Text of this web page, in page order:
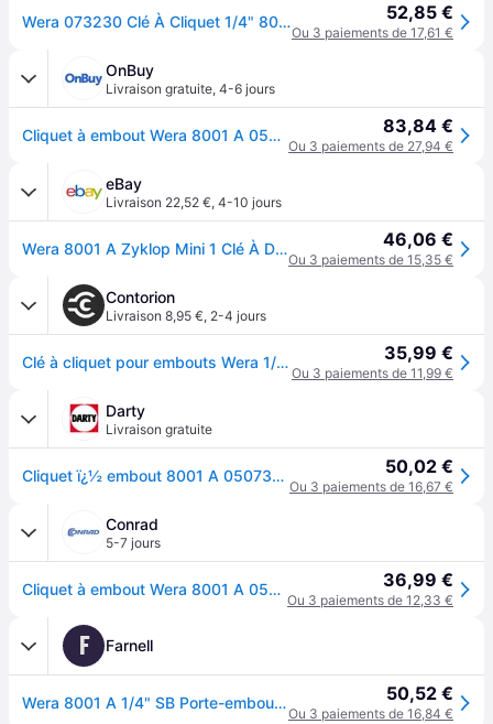
Wera 073230 Clé À Cliquet 1/4" 8001a 52,85 €
Ou 3 paiements de 17,61 €
OnBuy
Livraison gratuite, 4-6 jours
Cliquet à embout Wera 8001 A 05073230001 1/4 (6.3 mm) 87 mm 83,84 €
Ou 3 paiements de 27,94 €
eBay
Livraison 22,52 €, 4-10 jours
Wera 8001 A Zyklop Mini 1 Clé À Douille À Cliquet 1/4 Drive 05073230001 46,06 €
Ou 3 paiements de 15,35 €
Contorion
Livraison 8,95 €, 2-4 jours
Clé à cliquet pour embouts Wera 1/4" C 6,3 et E 6,3 35,99 €
Ou 3 paiements de 11,99 €
Darty
Livraison gratuite
Cliquet ï¿½ embout 8001 A 05073230001 1/4 (6.3 mm) 87 mm 50,02 €
Ou 3 paiements de 16,67 €
Conrad
5-7 jours
Cliquet à embout Wera 8001 A 05073230001 1/4 (6.3 mm) 87 mm 36,99 €
Ou 3 paiements de 12,33 €
F Farnell
Wera 8001 A 1/4" SB Porte-embouts et Adaptateur 50,52 €
Ou 3 paiements de 16,84 €